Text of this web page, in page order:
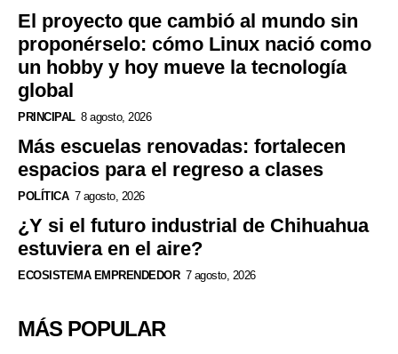
El proyecto que cambió al mundo sin
proponérselo: cómo Linux nació como
un hobby y hoy mueve la tecnología
global
PRINCIPAL 8 agosto, 2026
Más escuelas renovadas: fortalecen
espacios para el regreso a clases
POLÍTICA 7 agosto, 2026
¿Y si el futuro industrial de Chihuahua
estuviera en el aire?
ECOSISTEMA EMPRENDEDOR 7 agosto, 2026
MÁS POPULAR